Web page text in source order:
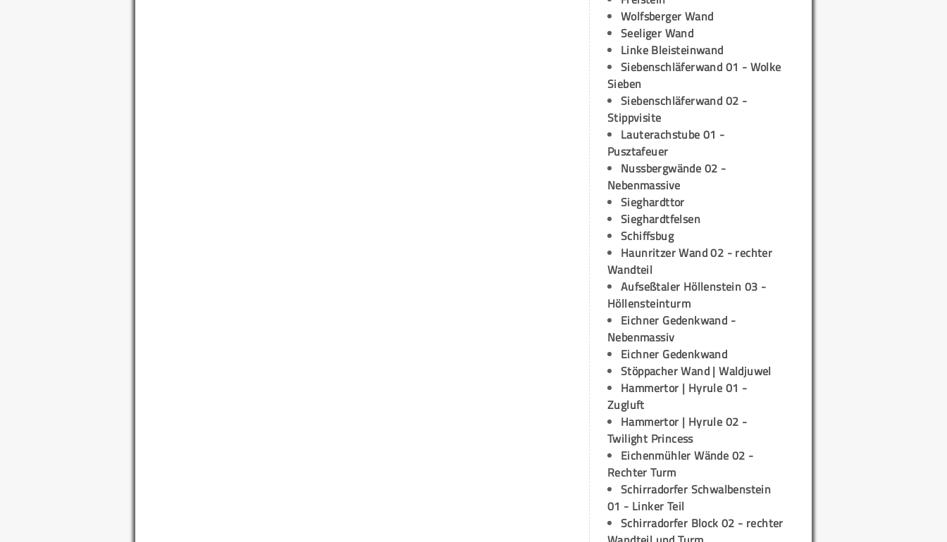
Wolfsberger Wand
Seeliger Wand
Linke Bleisteinwand
Siebenschläferwand 01 - Wolke
Sieben
Siebenschläferwand 02 -
Stippvisite
Lauterachstube 01 -
Pusztafeuer
Nussbergwände 02 -
Nebenmassive
Sieghardttor
Sieghardtfelsen
Schiffsbug
Haunritzer Wand 02 - rechter
Wandteil
Aufseßtaler Höllenstein 03 -
Höllensteinturm
Eichner Gedenkwand -
Nebenmassiv
Eichner Gedenkwand
Stöppacher Wand | Waldjuwel
Hammertor | Hyrule 01 -
Zugluft
Hammertor | Hyrule 02 -
Twilight Princess
Eichenmühler Wände 02 -
Rechter Turm
Schirradorfer Schwalbenstein
01 - Linker Teil
Schirradorfer Block 02 - rechter